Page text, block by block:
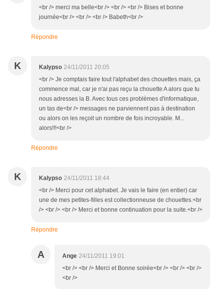
<br /> merci ma belle<br /> <br /> <br /> Bises et bonne
journée<br /> <br /> <br /> Babeth<br />
Répondre
K Kalypso 24/11/2011 20:05
<br /> Je comptais faire tout l'alphabet des chouettes mais, ça
commence mal, car je n'ai pas reçu la chouette A alors que tu
nous adresses la B. Avec tous ces problèmes d'informatique,
un tas de<br /> messages ne parviennent pas à destination
ou alors on les reçoit un nombre de fois incroyable. M...
alors!!!<br />
Répondre
K Kalypso 24/11/2011 18:44
<br /> Merci pour cet alphabet. Je vais le faire (en entier) car
une de mes petites-filles est collectionneuse de chouettes.<br
/> <br /> <br /> Merci et bonne continuation pour la suite.<br />
Répondre
A Ange 24/11/2011 19:01
<br /> <br /> Merci et Bonne soirée<br /> <br /> <br />
<br />